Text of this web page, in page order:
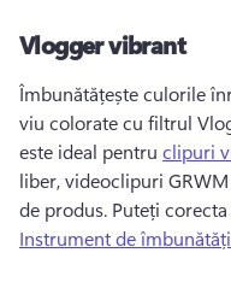
Vlogger vibrant
Îmbunătățește culorile
viu colorate cu filtrul
este ideal pentru clipuri
liber, videoclipuri
de produs. Puteți
Instrument de